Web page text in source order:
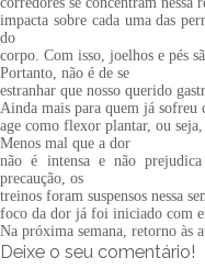
impacta sobre cada uma das
do
corpo. Com isso, joelhos e pés
Portanto, não é de se
estranhar que nosso querido
Ainda mais para quem já sofreu
age como flexor plantar, ou
Menos mal que a dor
não é intensa e não
precaução, os
treinos foram suspensos nessa
foco da dor já foi iniciado com
Na próxima semana, retorno às
Deixe o seu comentário!